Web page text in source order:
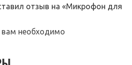
отзыв на «Микрофон для
необходимо